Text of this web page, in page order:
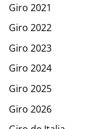
Giro 2021
Giro 2022
Giro 2023
Giro 2024
Giro 2025
Giro 2026